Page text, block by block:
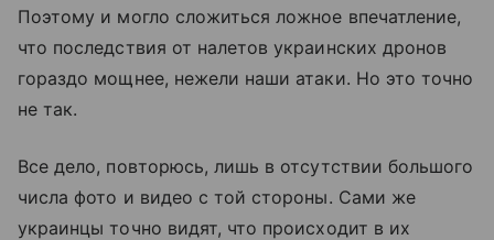
Поэтому и могло сложиться ложное впечатление,
что последствия от налетов украинских дронов
гораздо мощнее, нежели наши атаки. Но это точно
не так.
Все дело, повторюсь, лишь в отсутствии большого
числа фото и видео с той стороны. Сами же
украинцы точно видят, что происходит в их